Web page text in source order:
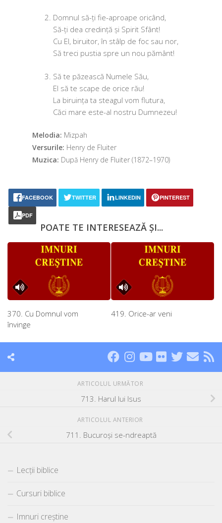
Domnul să-ți fie-aproa­pe oricând,
Să-ți dea cre­din­ță și Spirit Sfânt!
Cu El, biru­i­tor, în stâlp de foc sau nor,
Să treci pus­tia spre un nou pământ!
Să te păzeas­că Numele Său,
El să te sca­pe de ori­ce rău!
La biru­in­ța ta stea­gul vom flutura,
Căci mare este-al nos­tru Dumnezeu!
Melodia: Mizpah
Versurile: Henry de Fluiter
Muzica: După Henry de Fluiter (1872–1970)
FACEBOOK TWITTER LINKEDIN PINTEREST
PDF
POATE TE INTERESEAZĂ ȘI...
370. Cu Domnul vom
învinge
419. Orice-ar veni
ARTICOLUL URMĂTOR
713. Harul lui Isus
ARTICOLUL ANTERIOR
711. Bucuroşi se-ndreaptă
Lecții biblice
Cursuri biblice
Imnuri creștine